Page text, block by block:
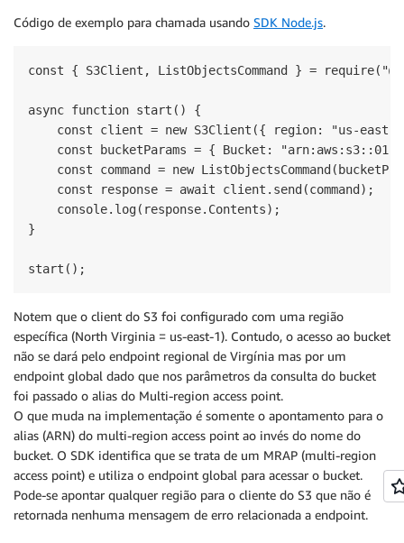
Código de exemplo para chamada usando SDK Node.js.
const { S3Client, ListObjectsCommand } =
async function start() {
const client = new S3Client({ region: "us-east-
const bucketParams = { Bucket:
const command = new
const response = await client.send(command);
console.log(response.Contents);
}
start();
Notem que o client do S3 foi configurado com uma região
específica (North Virginia = us-east-1). Contudo, o acesso ao bucket
não se dará pelo endpoint regional de Virgínia mas por um
endpoint global dado que nos parâmetros da consulta do bucket
foi passado o alias do Multi-region access point.
O que muda na implementação é somente o apontamento para o
alias (ARN) do multi-region access point ao invés do nome do
bucket. O SDK identifica que se trata de um MRAP (multi-region
access point) e utiliza o endpoint global para acessar o bucket.
Pode-se apontar qualquer região para o cliente do S3 que não é
retornada nenhuma mensagem de erro relacionada a endpoint.